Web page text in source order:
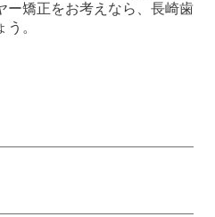
ー矯正をお考えなら、長崎歯
。